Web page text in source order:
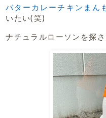
バターカレーチキンまん
いたい(笑)
ナチュラルローソンを探